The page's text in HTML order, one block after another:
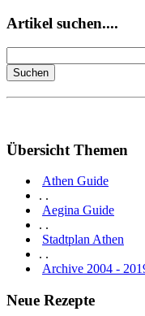
Artikel suchen....
Übersicht Themen
Athen Guide
. .
Aegina Guide
. .
Stadtplan Athen
. .
Archive 2004 -
Neue Rezepte